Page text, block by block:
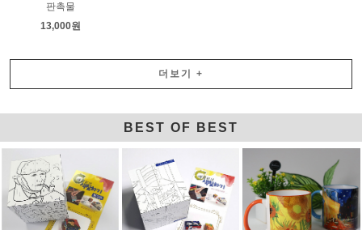
판촉물
13,000원
더보기 +
BEST OF BEST